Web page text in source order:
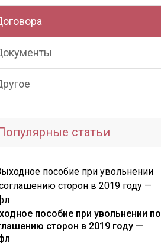
статьи
пособие при увольнении по
сторон в 2019 году —